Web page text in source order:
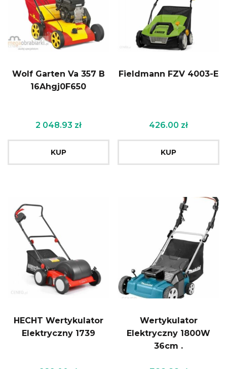
Wolf Garten Va 357 B
16Ahgj0F650
2 048.93 zł
KUP
Fieldmann FZV 4003-E
426.00 zł
KUP
HECHT Wertykulator
Elektryczny 1739
Wertykulator
Elektryczny 1800W
36cm .